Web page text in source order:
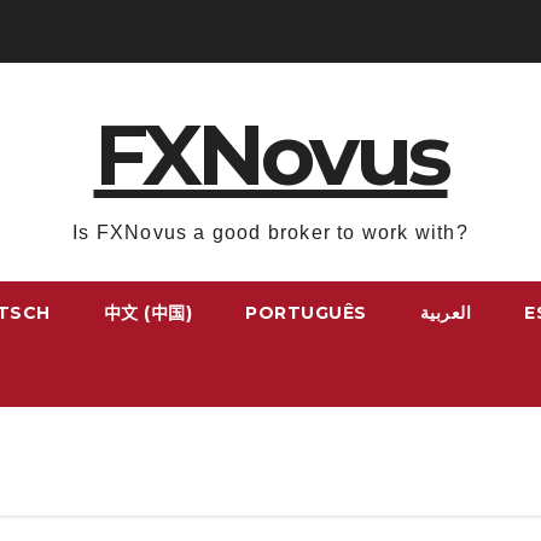
FXNovus
Is FXNovus a good broker to work with?
中文 (中国) PORTUGUÊS العربية